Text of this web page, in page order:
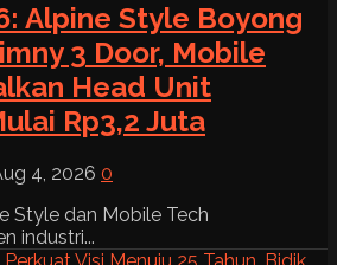
Alpine Style Boyong
3 Door, Mobile
Head Unit
Rp3,2 Juta
4, 2026 0
Style dan Mobile Tech
industri...